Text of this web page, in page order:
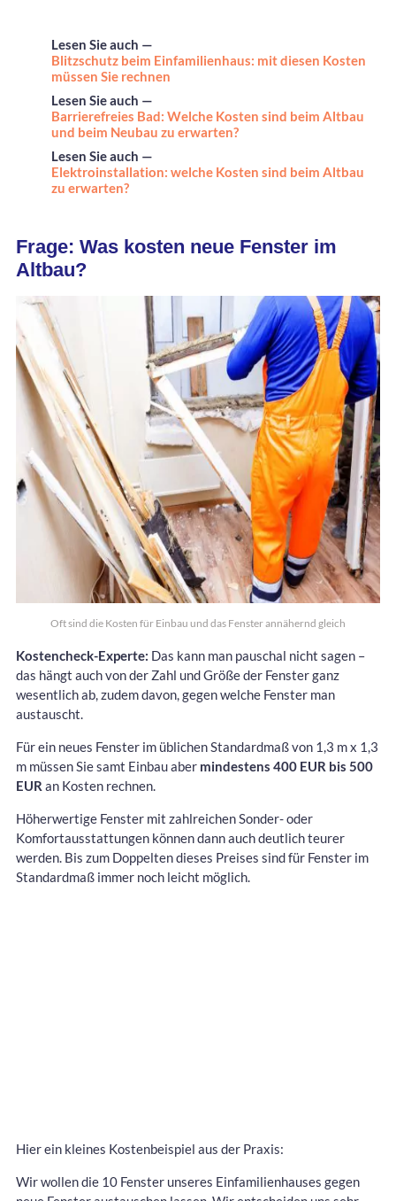
Lesen Sie auch —
Blitzschutz beim Einfamilienhaus: mit diesen Kosten
müssen Sie rechnen
Lesen Sie auch —
Barrierefreies Bad: Welche Kosten sind beim Altbau
und beim Neubau zu erwarten?
Lesen Sie auch —
Elektroinstallation: welche Kosten sind beim Altbau
zu erwarten?
Frage: Was kosten neue Fenster im
Altbau?
Oft sind die Kosten für Einbau und das Fenster annähernd gleich
Kostencheck-Experte: Das kann man pauschal nicht sagen –
das hängt auch von der Zahl und Größe der Fenster ganz
wesentlich ab, zudem davon, gegen welche Fenster man
austauscht.
Für ein neues Fenster im üblichen Standardmaß von 1,3 m x 1,3
m müssen Sie samt Einbau aber mindestens 400 EUR bis 500
EUR an Kosten rechnen.
Höherwertige Fenster mit zahlreichen Sonder- oder
Komfortausstattungen können dann auch deutlich teurer
werden. Bis zum Doppelten dieses Preises sind für Fenster im
Standardmaß immer noch leicht möglich.
Hier ein kleines Kostenbeispiel aus der Praxis:
Wir wollen die 10 Fenster unseres Einfamilienhauses gegen